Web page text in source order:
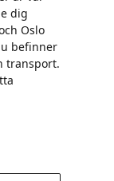
dig
Oslo
befinner
transport.